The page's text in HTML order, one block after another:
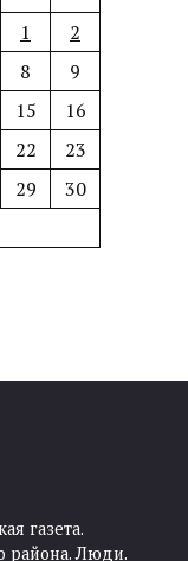
1
2
8
9
15
16
22
23
29
30
газета.
района. Люди.